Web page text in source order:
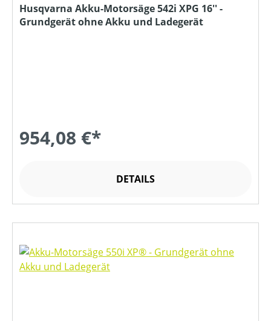
Husqvarna Akku-Motorsäge 542i XPG 16'' -
Grundgerät ohne Akku und Ladegerät
954,08 €*
DETAILS